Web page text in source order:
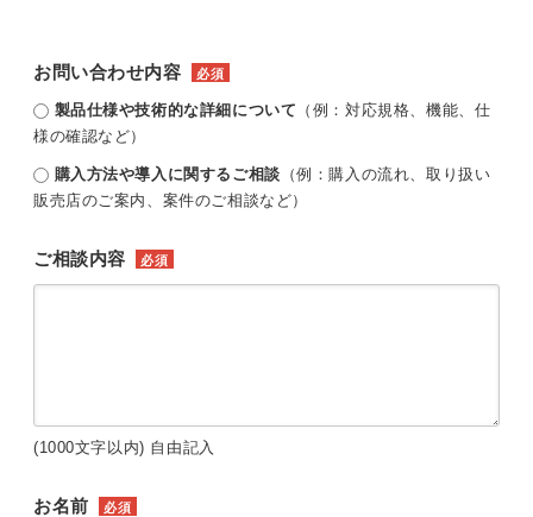
お問い合わせ内容 必須
製品仕様や技術的な詳細について （例：対応規格、機能、仕
様の確認など）
購入方法や導入に関するご相談 （例：購入の流れ、取り扱い
販売店のご案内、案件のご相談など）
ご相談内容 必須
(1000文字以内) 自由記入
お名前 必須